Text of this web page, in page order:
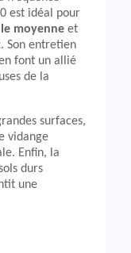
est idéal pour
moyenne et
Son entretien
font un allié
de la
surfaces,
vidange
Enfin, la
durs
une